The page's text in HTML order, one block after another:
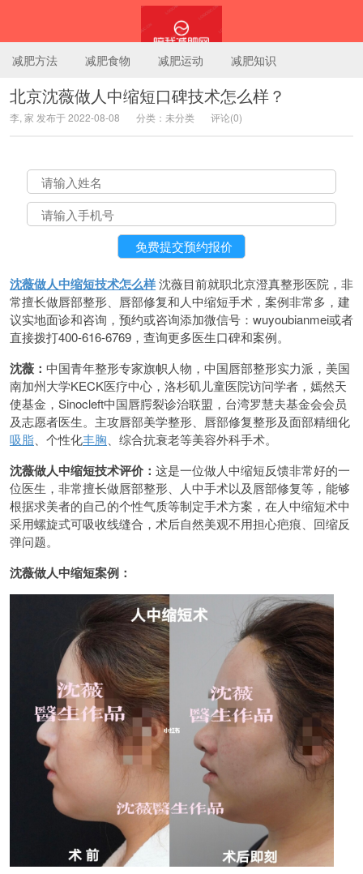
陪我减肥网
减肥方法 减肥食物 减肥运动 减肥知识
北京沈薇做人中缩短口碑技术怎么样？
李, 家 发布于 2022-08-08 分类：未分类 评论(0)
沈薇做人中缩短技术怎么样沈薇目前就职北京澄真整形医院，非
常擅长做唇部整形、唇部修复和人中缩短手术，案例非常多，建
议实地面诊和咨询，预约或咨询添加微信号：wuyoubianmei或者
直接拨打400-616-6769，查询更多医生口碑和案例。
沈薇： 中国青年整形专家旗帜人物，中国唇部整形实力派，美国
南加州大学KECK医疗中心，洛杉矶儿童医院访问学者，嫣然天
使基金，Sinocleft中国唇腭裂诊治联盟，台湾罗慧夫基金会会员
及志愿者医生。主攻唇部美学整形、唇部修复整形及面部精细化
吸脂 、个性化丰胸 、综合抗衰老等美容外科手术。
沈薇做人中缩短技术评价： 这是一位做人中缩短反馈非常好的一
位医生，非常擅长做唇部整形、人中手术以及唇部修复等，能够
根据求美者的自己的个性气质等制定手术方案，在人中缩短术中
采用螺旋式可吸收线缝合，术后自然美观不用担心疤痕、回缩反
弹问题。
沈薇做人中缩短案例：